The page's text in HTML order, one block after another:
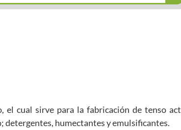
el cual sirve para la fabricación de tenso
detergentes, humectantes y emulsificantes.